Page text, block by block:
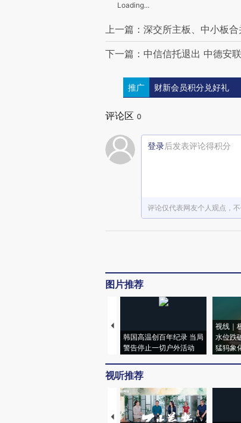
Loading...
上一篇：深交所主板、中小板
下一篇：中信信托退出 中德安
推广 财新会员积分兑好礼
评论区 0
登录后发表评论得积分
评论仅代表网友个人观点，
图片推荐
韩国高温创百年纪录 当局
警告停止一切户外活动
视线｜
水位跌
猛犸象
视听推荐